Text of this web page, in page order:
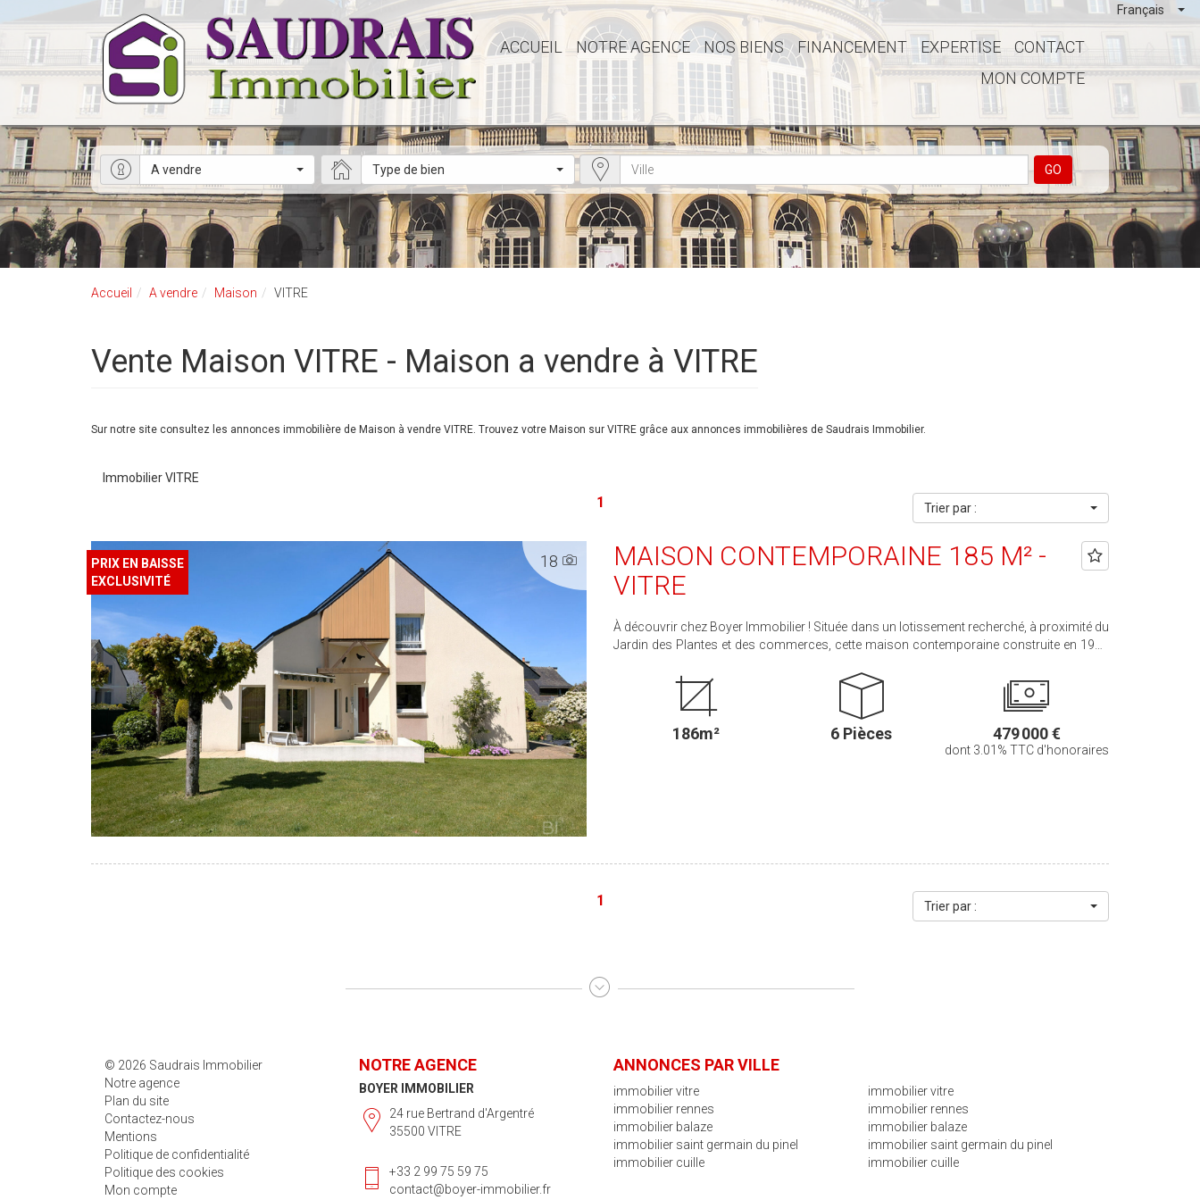
ACCUEIL NOTRE AGENCE NOS BIENS FINANCEMENT EXPERTISE
CONTACT
MON COMPTE
Français
A vendre Type de bien GO
Accueil A vendre Maison VITRE
Vente Maison VITRE - Maison a vendre à VITRE
Sur notre site consultez les annonces immobilière de Maison à vendre VITRE. Trouvez votre Maison sur VITRE grâce aux annonces immobilières de Saudrais Immobilier.
Immobilier VITRE
1 Trier par :
18
PRIX EN BAISSE
EXCLUSIVITÉ
MAISON CONTEMPORAINE 185 M² -
VITRE
À découvrir chez Boyer Immobilier ! Située dans un lotissement recherché, à proximité du
Jardin des Plantes et des commerces, cette maison contemporaine construite en 1992
entrée avec placard, un salon-séjour lumineux de 46 m², une cuisine aménagée et
équipée, une buanderie, une suite parentale avec salle de bains et dressing ainsi qu'un WC
d'eau et un WC. La maison dispose également d'un garage sur toute sa surface, d'une
chaufferie et d'un portail électrique. À l'extérieur, vous profiterez d'une terrasse et d'un
186m² 6 Pièces 479 000 €
dont 3.01% TTC d'honoraires
1 Trier par :
© 2026 Saudrais Immobilier
Notre agence
Plan du site
Contactez-nous
Mentions
Politique de confidentialité
Politique des cookies
Mon compte
NOTRE AGENCE
BOYER IMMOBILIER
24 rue Bertrand d'Argentré
35500 VITRE
+33 2 99 75 59 75
contact@boyer-immobilier.fr
ANNONCES PAR VILLE
immobilier vitre
immobilier rennes
immobilier balaze
immobilier saint germain du pinel
immobilier cuille
immobilier vitre
immobilier rennes
immobilier balaze
immobilier saint germain du pinel
immobilier cuille